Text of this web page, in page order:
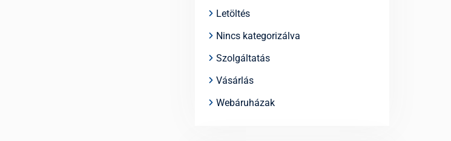
Letöltés
Nincs kategorizálva
Szolgáltatás
Vásárlás
Webáruházak